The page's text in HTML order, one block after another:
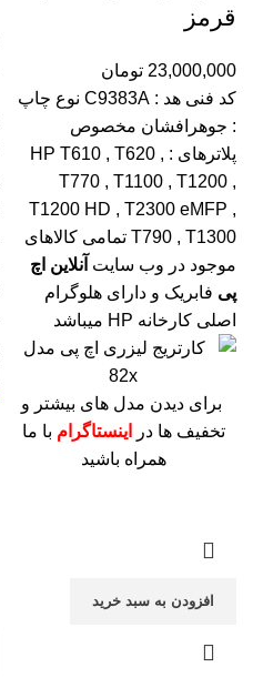
قرمز
23,000,000 تومان
کد فنی هد : C9383A نوع چاپ
: جوهرافشان مخصوص
پلاترهای : HP T610 , T620 ,
T770 , T1100 , T1200 ,
T1200 HD , T2300 eMFP ,
T790 , T1300 تمامی کالاهای
موجود در وب سایت آنلاین اچ
پی فابریک و دارای هلوگرام
اصلی کارخانه HP میباشد
برای دیدن مدل های بیشتر و
تخفیف ها در
اینستاگرام با ما
همراه باشید
افزودن به سبد خرید